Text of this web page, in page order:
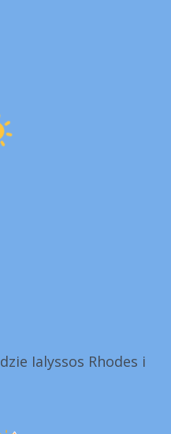
Ialyssos Rhodes i